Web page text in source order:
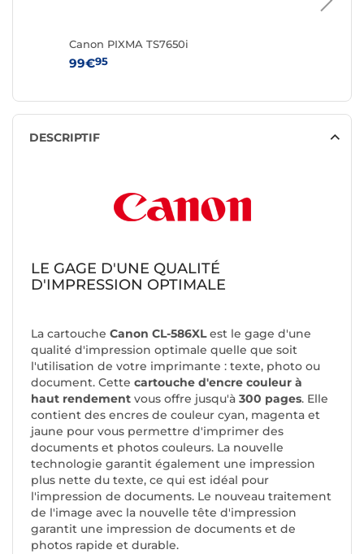
Canon PIXMA TS7650i
99€95
DESCRIPTIF
LE GAGE D'UNE QUALITÉ
D'IMPRESSION OPTIMALE
La cartouche Canon CL-586XLest le gage d'une
qualité d'impression optimale quelle que soit
l'utilisation de votre imprimante : texte, photo ou
document. Cette cartouche d'encre couleur à
haut rendement vous offre jusqu'à 300 pages. Elle
contient des encres de couleur cyan, magenta et
jaune pour vous permettre d'imprimer des
documents et photos couleurs. La nouvelle
technologie garantit également une impression
plus nette du texte, ce qui est idéal pour
l'impression de documents. Le nouveau traitement
de l'image avec la nouvelle tête d'impression
garantit une impression de documents et de
photos rapide et durable.